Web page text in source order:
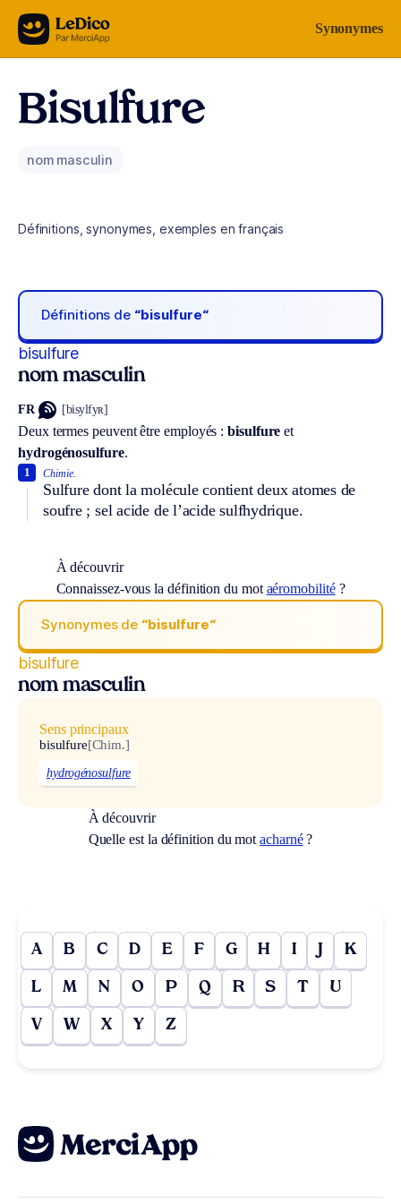
Aller au contenu Synonymes
Bisulfure
nom masculin
Définitions, synonymes, exemples en français
Définitions de “bisulfure“
bisulfure
nom masculin
FR [bisylfyʀ]
Deux termes peuvent être employés :bisulfure et
hydrogénosulfure.
Chimie.
Sulfure dont la molécule contient deux atomes de
soufre ; sel acide de l’acide sulfhydrique.
1
À découvrir
Connaissez-vous la définition du mot aéromobilité?
Synonymes de “bisulfure“
bisulfure
nom masculin
Sens principaux
bisulfure[Chim.]
hydrogénosulfure
À découvrir
Quelle est la définition du motacharné?
A B C D E F G H I J K
L M N O P Q R S T U
V W X Y Z